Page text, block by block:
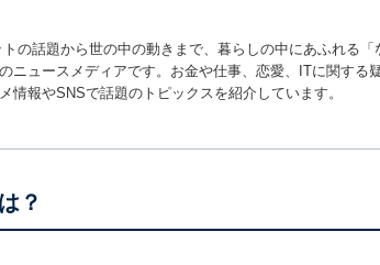
トの話題から世の中の動きまで、暮らしの中にあふれる
ニュースメディアです。お金や仕事、恋愛、ITに関する
情報やSNSで話題のトピックスを紹介しています。
？